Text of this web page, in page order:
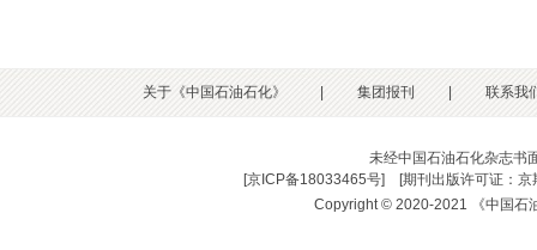
关于《中国石油石化》 集团报刊 联系我
未经中国石油石化杂志书
[京ICP备18033465号] [期刊出版许可证：
Copyright © 2020-2021 《中国石